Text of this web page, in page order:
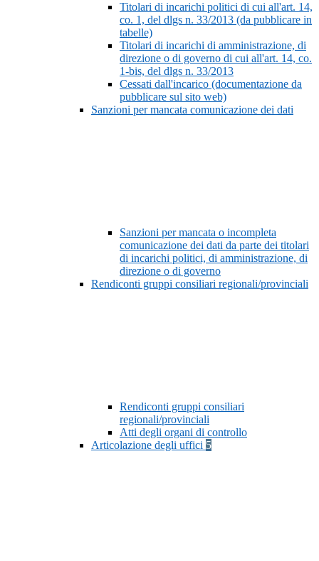
Titolari di incarichi politici di cui all'art. 14,
co. 1, del dlgs n. 33/2013 (da pubblicare in
tabelle)
Titolari di incarichi di amministrazione, di
direzione o di governo di cui all'art. 14, co.
1-bis, del dlgs n. 33/2013
Cessati dall'incarico (documentazione da
pubblicare sul sito web)
Sanzioni per mancata comunicazione dei dati
Sanzioni per mancata o incompleta
comunicazione dei dati da parte dei titolari
di incarichi politici, di amministrazione, di
direzione o di governo
Rendiconti gruppi consiliari regionali/provinciali
Rendiconti gruppi consiliari
regionali/provinciali
Atti degli organi di controllo
Articolazione degli uffici 5